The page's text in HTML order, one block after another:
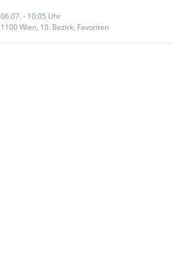
06.07. - 10:05 Uhr
1100 Wien, 10. Bezirk, Favoriten